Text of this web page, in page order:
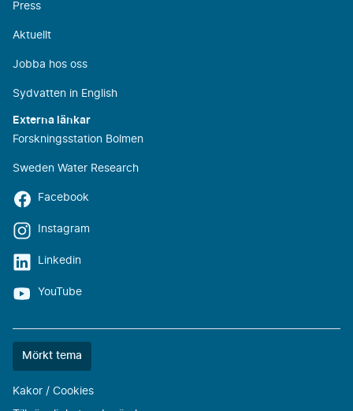
Press
Aktuellt
Jobba hos oss
Sydvatten in English
Externa länkar
Forskningsstation Bolmen
Sweden Water Research
Facebook
Instagram
Linkedin
YouTube
Färgtemat
Mörkt tema
Kakor / Cookies